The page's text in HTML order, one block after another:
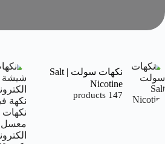
نكهات سولت | Salt
Nicotine
147 products